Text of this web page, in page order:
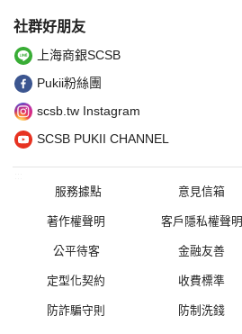
社群好朋友
上海商銀SCSB
Pukii粉絲團
scsb.tw Instagram
SCSB PUKII CHANNEL
服務據點 意見信箱
著作權聲明 客戶隱私權聲明
公平待客 金融友善
定型化契約 收費標準
防詐騙守則 防制洗錢